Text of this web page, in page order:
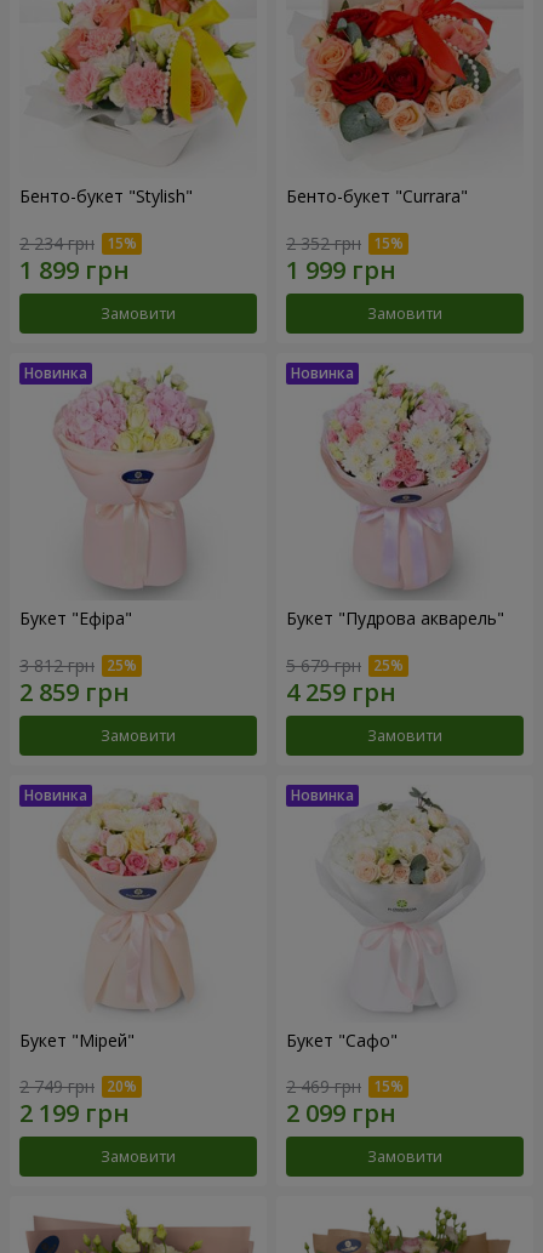
Бенто-букет "Stylish"
2 234 грн
Замовити
Бенто-букет "Currara"
2 352 грн
Замовити
Букет "Ефіра"
3 812 грн
Замовити
Букет "Пудрова акварель"
5 679 грн
Замовити
Букет "Мірей"
2 749 грн
Замовити
Букет "Сафо"
2 469 грн
Замовити